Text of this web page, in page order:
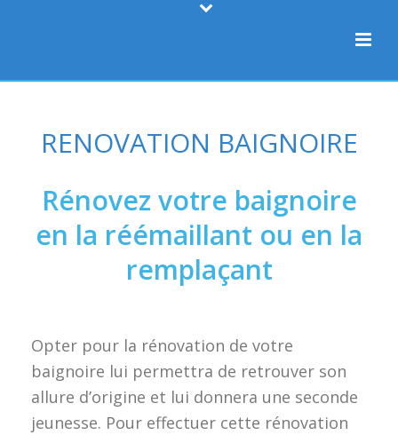
RENOVATION BAIGNOIRE
Rénovez votre baignoire
en la réémaillant ou en la
remplaçant
Opter pour la rénovation de votre
baignoire lui permettra de retrouver son
allure d’origine et lui donnera une seconde
jeunesse. Pour effectuer cette rénovation